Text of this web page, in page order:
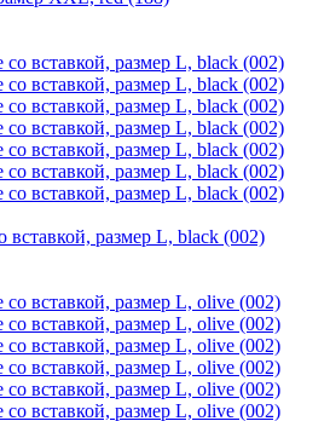
вставкой, размер L, black (002)